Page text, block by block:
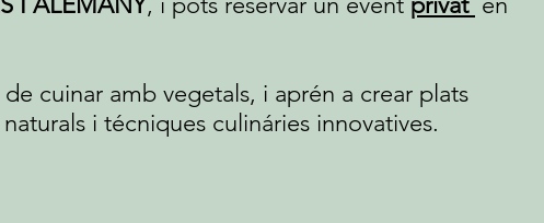
cuinar amb vegetals, i aprén a crear plats
i técniques culináries innovatives.